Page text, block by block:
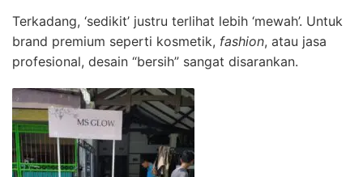
Terkadang, ‘sedikit’ justru terlihat lebih ‘mewah’. Untuk
brand premium seperti kosmetik, fashion, atau jasa
profesional, desain “bersih” sangat disarankan.